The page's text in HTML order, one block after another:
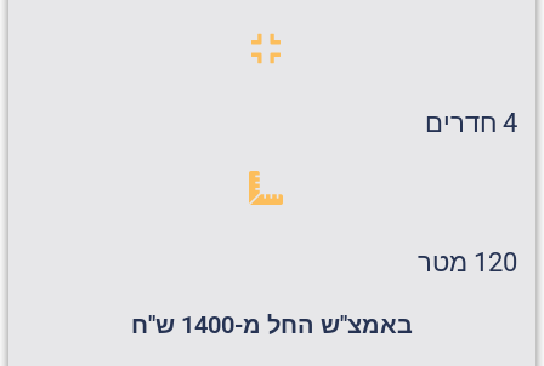
4 חדרים
120 מטר
באמצ"ש החל מ-1400 ש"ח